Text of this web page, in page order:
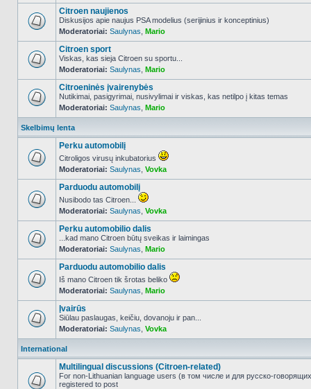
NO_UNREAD_POSTS
Citroen naujienos
Diskusijos apie naujus PSA modelius (serijinius ir konceptinius)
Moderatoriai: Saulynas Mario
NO_UNREAD_POSTS
Citroen sport
Viskas, kas sieja Citroen su sportu...
Moderatoriai: Saulynas Mario
NO_UNREAD_POSTS
Citroeninės įvairenybės
Nutikimai, pasigyrimai, nusivylimai ir viskas, kas netilpo į kitas temas
Moderatoriai: Saulynas Mario
Skelbimų lenta
NO_UNREAD_POSTS
Perku automobilį
Citroligos virusų inkubatorius
Moderatoriai: Saulynas Vovka
NO_UNREAD_POSTS
Parduodu automobilį
Nusibodo tas Citroen...
Moderatoriai: Saulynas Vovka
NO_UNREAD_POSTS
Perku automobilio dalis
...kad mano Citroen būtų sveikas ir laimingas
Moderatoriai: Saulynas Mario
NO_UNREAD_POSTS
Parduodu automobilio dalis
Iš mano Citroen tik šrotas beliko
Moderatoriai: Saulynas Mario
NO_UNREAD_POSTS
Įvairūs
Siūlau paslaugas, keičiu, dovanoju ir pan...
Moderatoriai: Saulynas Vovka
International
Multilingual discussions (Citroen-related)
For non-Lithuanian language users (в том числе и для русско-
registered to post